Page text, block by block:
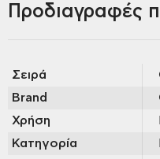
Προδιαγραφές
Σειρά
Brand
Χρήση
Κατηγορία